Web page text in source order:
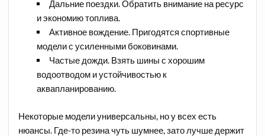
Дальние поездки. Обратить внимание на ресурс
и экономию топлива.
Активное вождение. Пригодятся спортивные
модели с усиленными боковинами.
Частые дожди. Взять шины с хорошим
водоотводом и устойчивостью к
аквапланированию.
Некоторые модели универсальны, но у всех есть
нюансы. Где-то резина чуть шумнее, зато лучше держит